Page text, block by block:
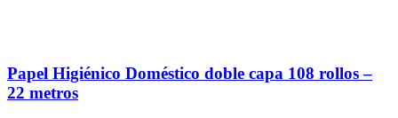
Papel Higiénico Doméstico doble capa 108 rollos –
22 metros